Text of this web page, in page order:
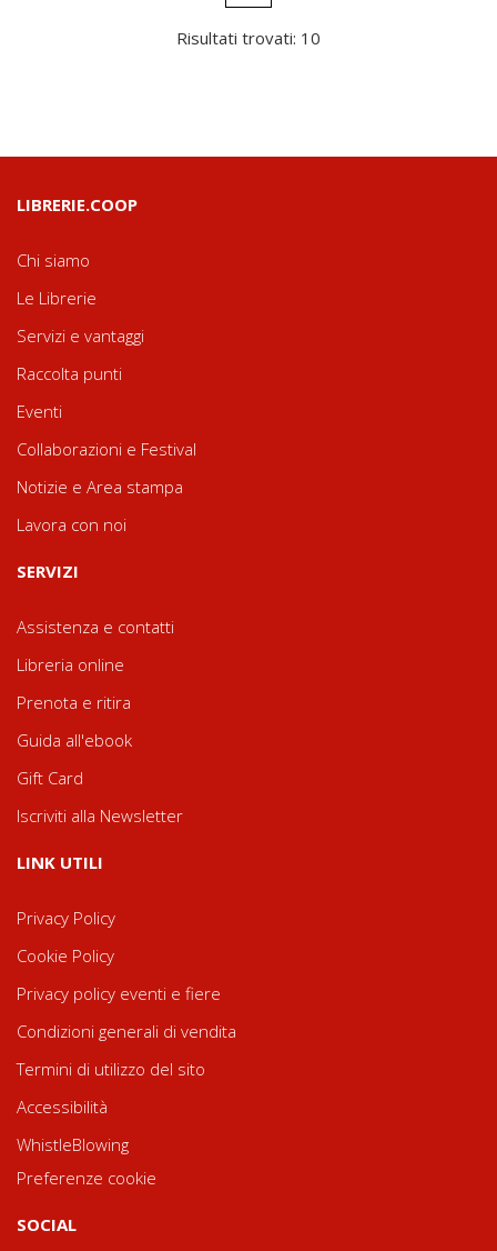
Risultati trovati: 10
LIBRERIE.COOP
Chi siamo
Le Librerie
Servizi e vantaggi
Raccolta punti
Eventi
Collaborazioni e Festival
Notizie e Area stampa
Lavora con noi
SERVIZI
Assistenza e contatti
Libreria online
Prenota e ritira
Guida all'ebook
Gift Card
Iscriviti alla Newsletter
LINK UTILI
Privacy Policy
Cookie Policy
Privacy policy eventi e fiere
Condizioni generali di vendita
Termini di utilizzo del sito
Accessibilità
WhistleBlowing
Preferenze cookie
SOCIAL